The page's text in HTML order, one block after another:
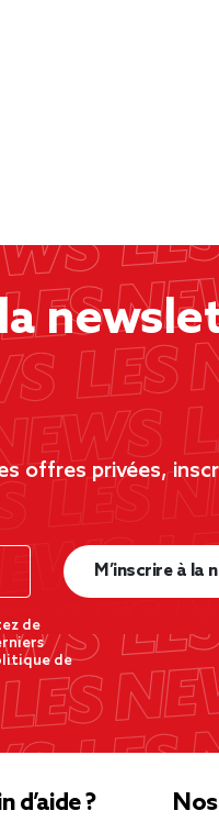
offres privées,
de
de
M’inscrire à la
d’aide ?